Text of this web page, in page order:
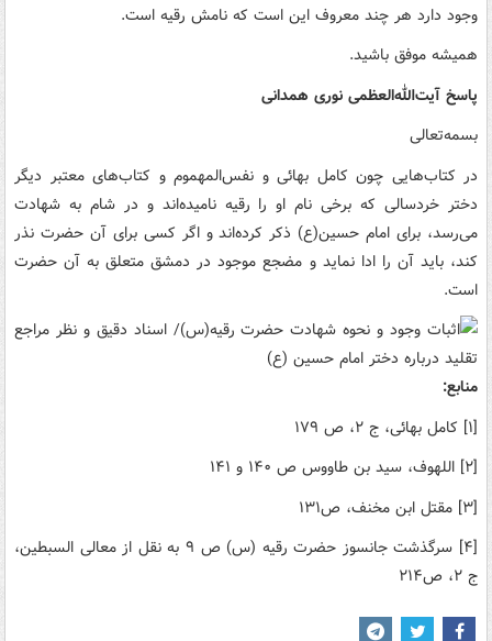
وجود دارد هر چند معروف این است که نامش رقیه است.
همیشه موفق باشید.
پاسخ آیت‌الله‌العظمی نوری همدانی
بسمه‌تعالی
در کتاب‌هایی چون کامل بهائی و نفس‌المهموم و کتاب‌های معتبر دیگر
دختر خردسالی که برخی نام او را رقیه نامیده‌اند و در شام به شهادت
می‌رسد، برای امام حسین‌(ع) ذکر کرده‌اند و اگر کسی برای آن حضرت نذر
کند، باید آن را ادا نماید و مضجع موجود در دمشق متعلق به آن حضرت
است.
منابع:
[۱] کامل بهائی، ج ۲، ص ۱۷۹
[۲] اللهوف، سید بن طاووس ص ۱۴۰ و ۱۴۱
[۳] مقتل ابن مخنف، ص۱۳۱
[۴] سرگذشت جانسوز حضرت رقیه (س) ص ۹ به نقل از معالی السبطین،
ج ۲، ص۲۱۴